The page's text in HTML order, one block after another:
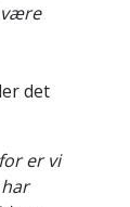
det
er vi